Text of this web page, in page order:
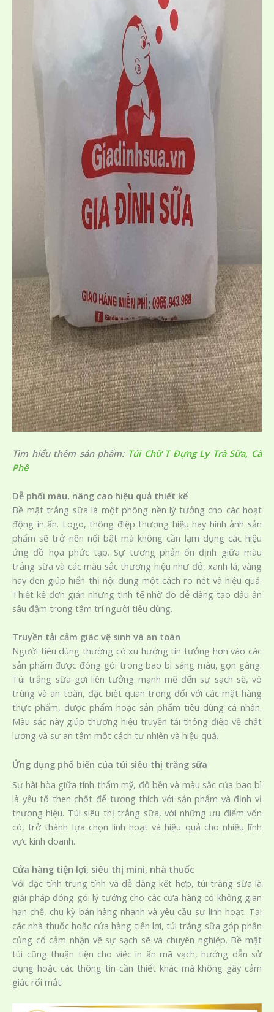
Tìm hiểu thêm sản phẩm: Túi Chữ T Đựng Ly Trà Sữa, Cà
Phê
Dễ phối màu, nâng cao hiệu quả thiết kế
Bề mặt trắng sữa là một phông nền lý tưởng cho các hoạt
động in ấn. Logo, thông điệp thương hiệu hay hình ảnh sản
phẩm sẽ trở nên nổi bật mà không cần lạm dụng các hiệu
ứng đồ họa phức tạp. Sự tương phản ổn định giữa màu
trắng sữa và các màu sắc thương hiệu như đỏ, xanh lá, vàng
hay đen giúp hiển thị nội dung một cách rõ nét và hiệu quả.
Thiết kế đơn giản nhưng tinh tế nhờ đó dễ dàng tạo dấu ấn
sâu đậm trong tâm trí người tiêu dùng.
Truyền tải cảm giác vệ sinh và an toàn
Người tiêu dùng thường có xu hướng tin tưởng hơn vào các
sản phẩm được đóng gói trong bao bì sáng màu, gọn gàng.
Túi trắng sữa gợi liên tưởng mạnh mẽ đến sự sạch sẽ, vô
trùng và an toàn, đặc biệt quan trọng đối với các mặt hàng
thực phẩm, dược phẩm hoặc sản phẩm tiêu dùng cá nhân.
Màu sắc này giúp thương hiệu truyền tải thông điệp về chất
lượng và sự an tâm một cách tự nhiên và hiệu quả.
Ứng dụng phổ biến của túi siêu thị trắng sữa
Sự hài hòa giữa tính thẩm mỹ, độ bền và màu sắc của bao bì
là yếu tố then chốt để tương thích với sản phẩm và định vị
thương hiệu. Túi siêu thị trắng sữa, với những ưu điểm vốn
có, trở thành lựa chọn linh hoạt và hiệu quả cho nhiều lĩnh
vực kinh doanh.
Cửa hàng tiện lợi, siêu thị mini, nhà thuốc
Với đặc tính trung tính và dễ dàng kết hợp, túi trắng sữa là
giải pháp đóng gói lý tưởng cho các cửa hàng có không gian
hạn chế, chu kỳ bán hàng nhanh và yêu cầu sự linh hoạt. Tại
các nhà thuốc hoặc cửa hàng tiện lợi, túi trắng sữa góp phần
củng cố cảm nhận về sự sạch sẽ và chuyên nghiệp. Bề mặt
túi cũng thuận tiện cho việc in ấn mã vạch, hướng dẫn sử
dụng hoặc các thông tin cần thiết khác mà không gây cảm
giác rối mắt.